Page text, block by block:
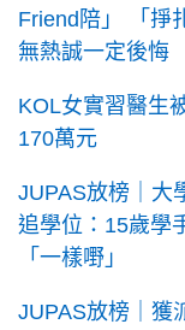
Friend陪」 「掙
無熱誠一定後悔
KOL女實習醫生
170萬元
JUPAS放榜｜大
追學位：15歲學
「一樣嘢」
JUPAS放榜｜獲